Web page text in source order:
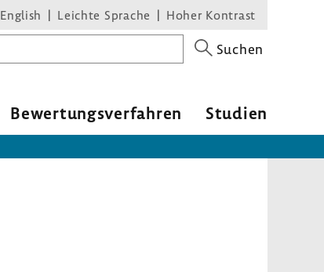
English Leichte Sprache Hoher Kontrast
Suchen
Bewer­tungs­ver­fahren Studien